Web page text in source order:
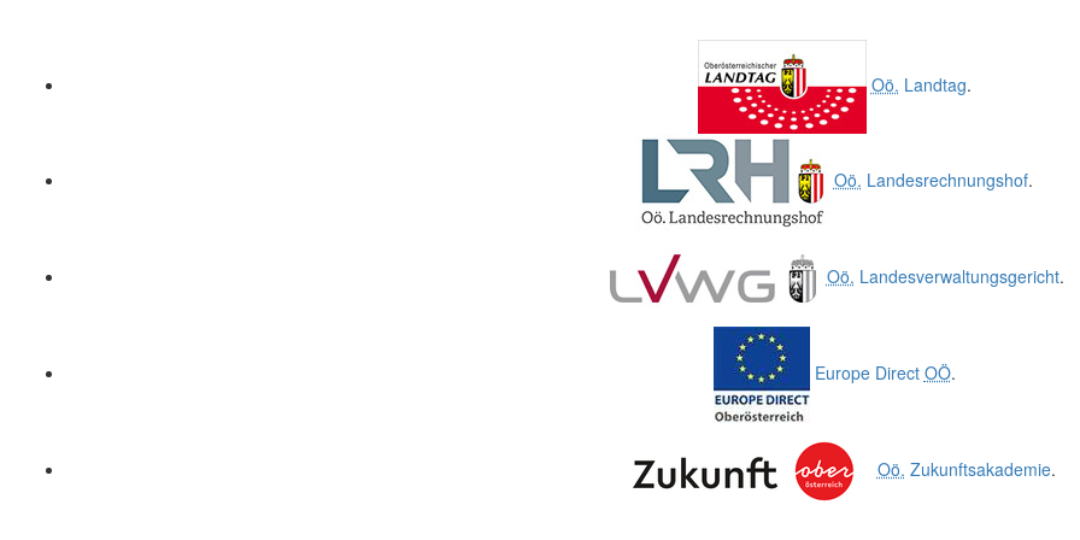
Oö. Landtag.
Oö. Landesrechnungshof.
Oö. Landesverwaltungsgericht.
Europe Direct OÖ.
Oö. Zukunftsakademie.